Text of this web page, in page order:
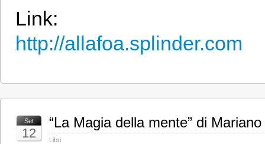
Link:
http://allafoa.splinder.com
Set
12
“La Magia della mente” di
Libri